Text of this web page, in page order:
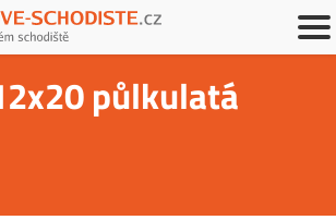
půlkulatá